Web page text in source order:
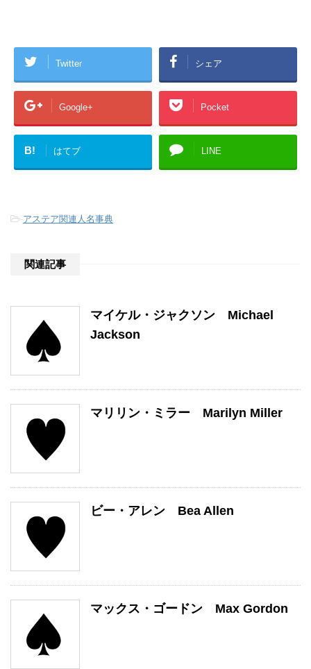
Twitter シェア
Google+ Pocket
B! はてブ LINE
-アステア関連人名事典
関連記事
マイケル・ジャクソン Michael
Jackson
マリリン・ミラー Marilyn Miller
ビー・アレン Bea Allen
マックス・ゴードン Max Gordon